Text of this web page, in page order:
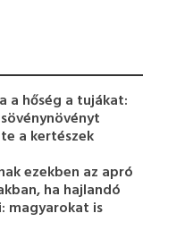
a hőség a tujákat:
a kertészek
ezekben az apró
ha hajlandó
magyarokat is